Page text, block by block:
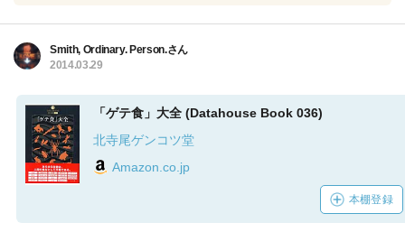
Smith, Ordinary. Person.さん
2014.03.29
「ゲテ食」大全 (Datahouse Book 036)
北寺尾ゲンコツ堂
Amazon.co.jp
本棚登録